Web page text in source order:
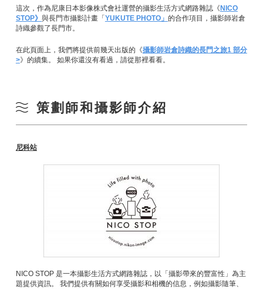
這次，作為尼康日本影像株式會社運營的攝影生活方式網路雜誌《 NICO
STOP》 與長門市攝影計畫「 YUKUTE PHOTO」 的合作項目，攝影師岩倉
詩織參觀了長門市。
在此頁面上，我們將提供前幾天出版的《攝影師岩倉詩織的長門之旅1 部分
>》的續集。 如果你還沒有看過，請從那裡看看。
策劃師和攝影師介紹
尼科站
NICO STOP 是一本攝影生活方式網路雜誌，以「攝影帶來的豐富性」為主
題提供資訊。 我們提供有關如何享受攝影和相機的信息，例如攝影隨筆、